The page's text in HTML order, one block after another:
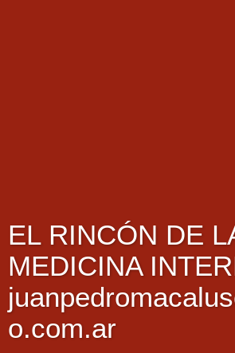
EL RINCÓN DE
MEDICINA
o.com.ar